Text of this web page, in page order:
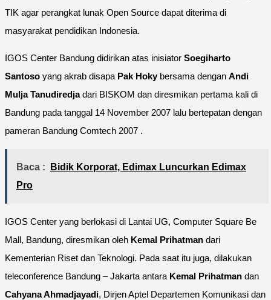
TIK agar perangkat lunak Open Source dapat diterima di
masyarakat pendidikan Indonesia.
IGOS Center Bandung didirikan atas inisiator Soegiharto
Santoso yang akrab disapa Pak Hoky bersama dengan Andi
Mulja Tanudiredjadari BISKOM dan diresmikan pertama kali di
Bandung pada tanggal 14 November 2007 lalu bertepatan dengan
pameran Bandung Comtech 2007 .
Baca :
Bidik Korporat, Edimax Luncurkan Edimax
Pro
IGOS Center yang berlokasi di Lantai UG, Computer Square Be
Mall, Bandung, diresmikan oleh Kemal Prihatman dari
Kementerian Riset dan Teknologi. Pada saat itu juga, dilakukan
teleconference Bandung – Jakarta antara Kemal Prihatman dan
Cahyana Ahmadjayadi, Dirjen Aptel Departemen Komunikasi dan